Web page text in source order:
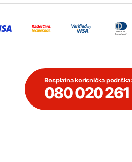
Besplatna korisnička podrška:
080 020 261